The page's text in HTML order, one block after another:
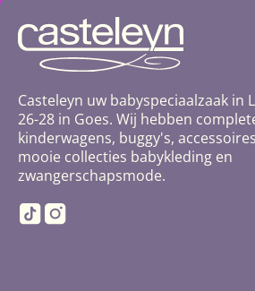
Casteleyn uw babyspeciaalzaak in
26-28 in Goes. Wij hebben
kinderwagens, buggy's,
mooie collecties babykleding en
zwangerschapsmode.
TikTokInstagram